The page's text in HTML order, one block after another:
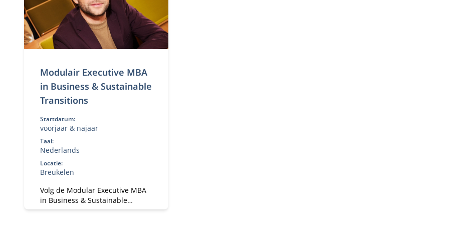
Modulair Executive MBA
in Business & Sustainable
Transitions
Startdatum:
voorjaar & najaar
Taal:
Nederlands
Locatie:
Breukelen
Volg de Modular Executive MBA
in Business & Sustainable
Transitions en leid duurzame